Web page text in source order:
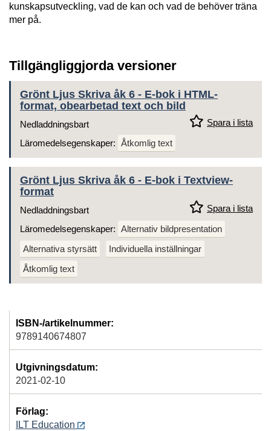
kunskapsutveckling, vad de kan och vad de behöver träna
mer på.
Tillgängliggjorda versioner
Grönt Ljus Skriva åk 6 - E-bok i HTML-
format, obearbetad text och bild
Spara i lista
Nedladdningsbart
Läromedelsegenskaper: Åtkomlig text
Grönt Ljus Skriva åk 6 - E-bok i Textview-
format
Spara i lista
Nedladdningsbart
Läromedelsegenskaper: Alternativ bildpresentation
Alternativa styrsätt
Individuella inställningar
Åtkomlig text
ISBN-/artikelnummer:
9789140674807
Utgivningsdatum:
2021-02-10
Förlag:
ILT Education